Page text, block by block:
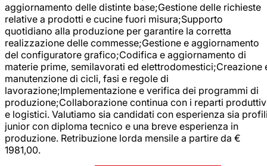
aggiornamento delle distinte base;Gestione delle richieste
relative a prodotti e cucine fuori misura;Supporto
quotidiano alla produzione per garantire la corretta
realizzazione delle commesse;Gestione e aggiornamento
del configuratore grafico;Codifica e aggiornamento di
materie prime, semilavorati ed elettrodomestici;Creazione
manutenzione di cicli, fasi e regole di
lavorazione;Implementazione e verifica dei programmi di
produzione;Collaborazione continua con i reparti
e logistici. Valutiamo sia candidati con esperienza sia
junior con diploma tecnico e una breve esperienza in
produzione. Retribuzione lorda mensile a partire da €
1981,00.